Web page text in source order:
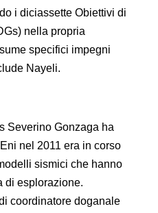
i diciassette Obiettivi di
nella propria
specifici impegni
Nayeli.
Severino Gonzaga ha
nel 2011 era in corso
sismici che hanno
di esplorazione.
coordinatore doganale